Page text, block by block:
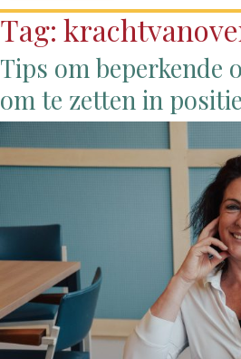
Tag:
Tips om beperkende
om te zetten in